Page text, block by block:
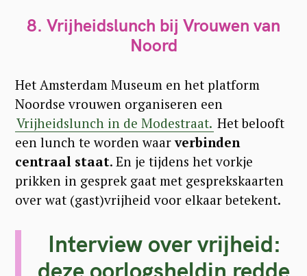
8. Vrijheidslunch bij Vrouwen van
Noord
Het Amsterdam Museum en het platform
Noordse vrouwen organiseren een
Vrijheidslunch in de Modestraat. Het belooft
een lunch te worden waarverbinden
centraal staat. En je tijdens het vorkje
prikken in gesprek gaat met gesprekskaarten
over wat (gast)vrijheid voor elkaar betekent.
Interview over vrijheid:
deze oorlogsheldin redde